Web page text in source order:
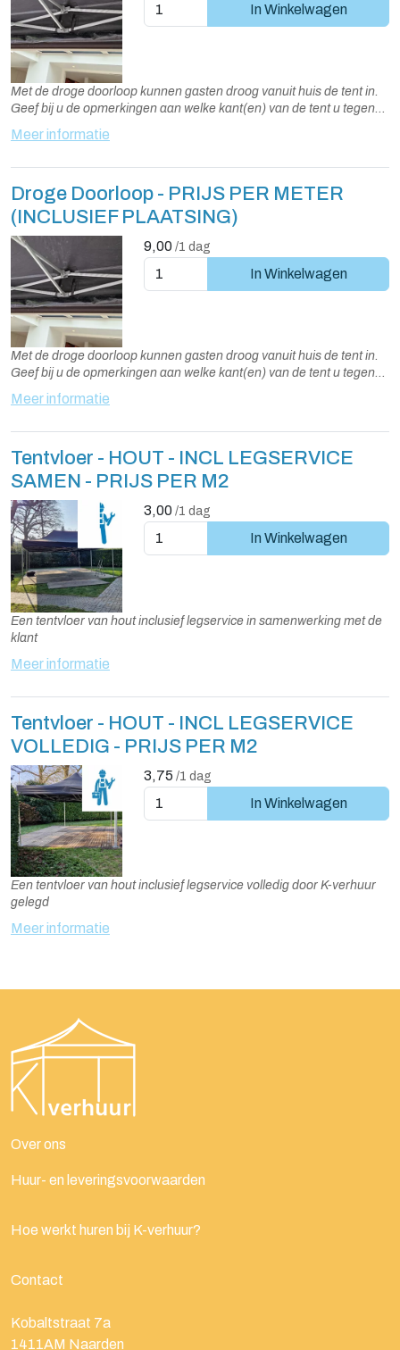
In Winkelwagen
Met de droge doorloop kunnen gasten droog vanuit huis de tent in.
Geef bij u de opmerkingen aan welke kant(en) van de tent u tegen
de gevel plaatst en van een regengoot wilt voorzien
Meer informatie
Droge Doorloop - PRIJS PER METER
(INCLUSIEF PLAATSING)
9,00 /1 dag
In Winkelwagen
Met de droge doorloop kunnen gasten droog vanuit huis de tent in.
Geef bij u de opmerkingen aan welke kant(en) van de tent u tegen
de gevel plaatst en van een regengoot wilt voorzien
Meer informatie
Tentvloer - HOUT - INCL LEGSERVICE
SAMEN - PRIJS PER M2
3,00 /1 dag
In Winkelwagen
Een tentvloer van hout inclusief legservice in samenwerking met de
klant
Meer informatie
Tentvloer - HOUT - INCL LEGSERVICE
VOLLEDIG - PRIJS PER M2
3,75 /1 dag
In Winkelwagen
Een tentvloer van hout inclusief legservice volledig door K-verhuur
gelegd
Meer informatie
Over ons
Huur- en leveringsvoorwaarden
Hoe werkt huren bij K-verhuur?
Contact
Kobaltstraat 7a
1411AM Naarden